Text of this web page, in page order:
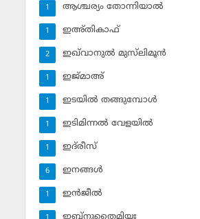
ആശ്ചര്യം തോന്നിയാല്‍
1
ഇഅ്തികാഫ്‌
1
ഇഖ്‌വാനുല്‍ മുസ്‌ലിമൂന്‍
2
ഇജ്മാഅ്
1
ഇടയില്‍ തങ്ങുമ്പോള്‍
1
ഇടിമിന്നല്‍ വേളയില്‍
1
ഇദ്‌രീസ്‌
1
ഇനങ്ങള്‍
6
ഇന്‍ജീല്‍
1